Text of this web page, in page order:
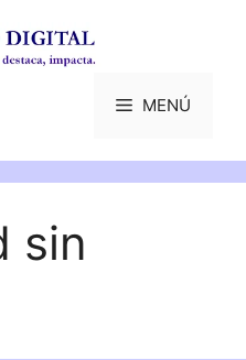
MENÚ
sin